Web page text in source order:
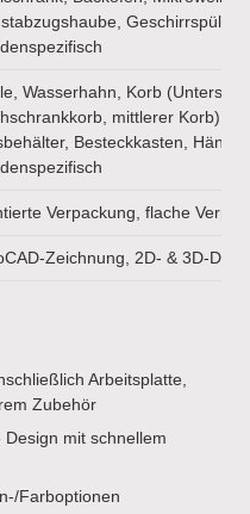
Geschirrspüler,
Wasserhahn, Korb
mittlerer Korb),
Besteckkasten,
Verpackung, flache
Zeichnung, 2D- & 3D-
Arbeitsplatte,
Zubehör
mit schnellem
Farboptionen